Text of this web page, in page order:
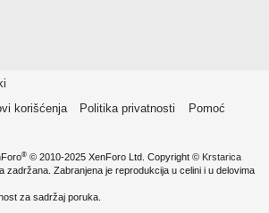
korišćenja Politika privatnosti
Pomoć
® © 2010-2025 XenForo Ltd. Copyright © Krstarica
zadržana. Zabranjena je reprodukcija u celini i u delovima
za sadržaj poruka.